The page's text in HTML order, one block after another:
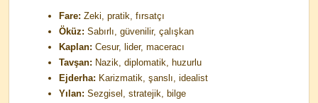
Fare: Zeki, pratik, fırsatçı
Öküz: Sabırlı, güvenilir, çalışkan
Kaplan: Cesur, lider, maceracı
Tavşan: Nazik, diplomatik, huzurlu
Ejderha: Karizmatik, şanslı, idealist
Yılan: Sezgisel, stratejik, bilge